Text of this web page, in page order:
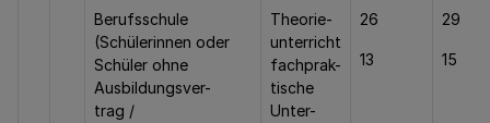
Berufsschule
(Schülerinnen oder
Schüler ohne
Ausbildungsver-
trag /
Theorie-
unterricht
fachprak-
tische
Unter-
26
13
29
15